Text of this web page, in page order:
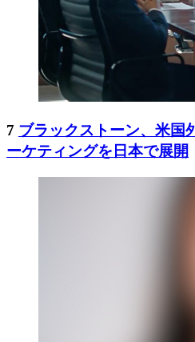
7 ブラックストーン、米国
ーケティングを日本で展開